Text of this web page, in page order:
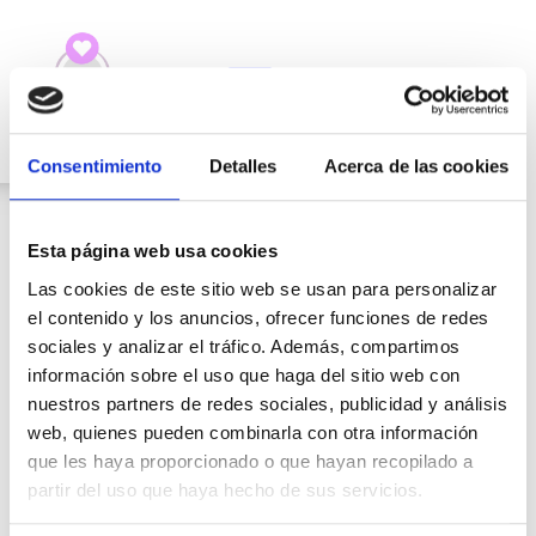
Consentimiento Detalles Acerca de las cookies
Esta página web usa cookies
Las cookies de este sitio web se usan para personalizar
el contenido y los anuncios, ofrecer funciones de redes
sociales y analizar el tráfico. Además, compartimos
información sobre el uso que haga del sitio web con
nuestros partners de redes sociales, publicidad y análisis
web, quienes pueden combinarla con otra información
que les haya proporcionado o que hayan recopilado a
partir del uso que haya hecho de sus servicios.
0.00
Categoría: